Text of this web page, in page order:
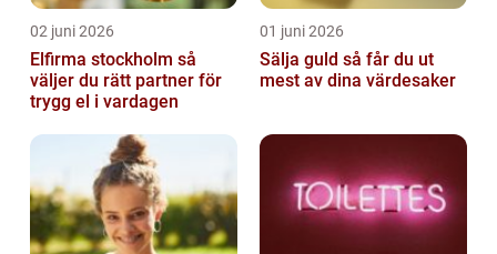
02 juni 2026
Elfirma stockholm så
väljer du rätt partner för
trygg el i vardagen
01 juni 2026
Sälja guld så får du ut
mest av dina värdesaker